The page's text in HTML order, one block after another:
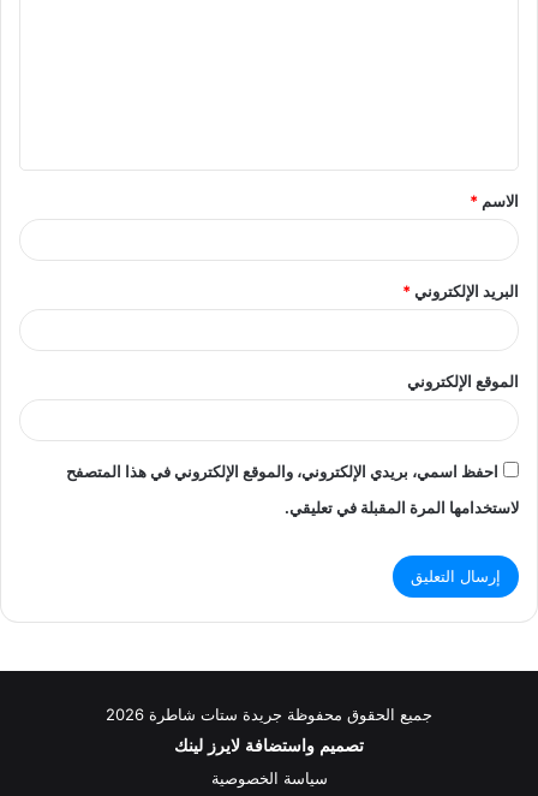
ق
*
الاسم *
البريد الإلكتروني*
الموقع الإلكتروني
احفظ اسمي، بريدي الإلكتروني، والموقع الإلكتروني في هذا المتصفح
لاستخدامها المرة المقبلة في تعليقي.
جميع الحقوق محفوظة جريدة ستات شاطرة 2026
تصميم واستضافة لايرز لينك
سياسة الخصوصية